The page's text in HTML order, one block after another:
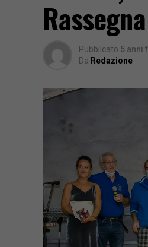
Pubblicato 5 anni
Da Redazione